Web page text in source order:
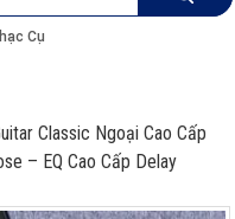
Classic Ngoại Cao Cấp
– EQ Cao Cấp Delay